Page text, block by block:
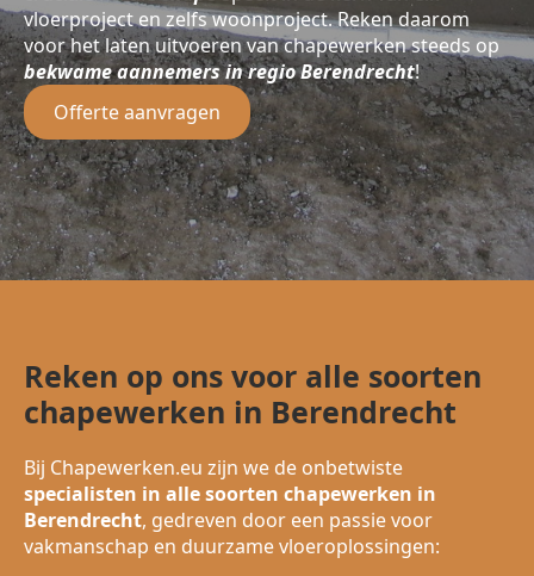
vloerproject en zelfs woonproject. Reken daarom
voor het laten uitvoeren van chapewerken steeds op
bekwame aannemers in regio Berendrecht!
Offerte aanvragen
Reken op ons voor alle soorten
chapewerken in Berendrecht
Bij Chapewerken.eu zijn we de onbetwiste
specialisten in alle soorten chapewerken in
Berendrecht, gedreven door een passie voor
vakmanschap en duurzame vloeroplossingen: